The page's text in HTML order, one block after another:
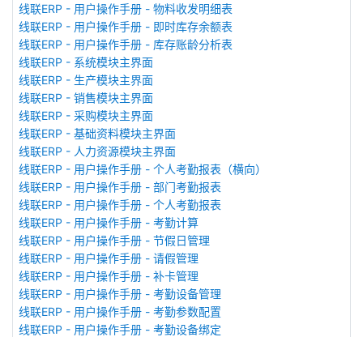
线联ERP - 用户操作手册 - 物料收发明细表
线联ERP - 用户操作手册 - 即时库存余额表
线联ERP - 用户操作手册 - 库存账龄分析表
线联ERP - 系统模块主界面
线联ERP - 生产模块主界面
线联ERP - 销售模块主界面
线联ERP - 采购模块主界面
线联ERP - 基础资料模块主界面
线联ERP - 人力资源模块主界面
线联ERP - 用户操作手册 - 个人考勤报表（横向）
线联ERP - 用户操作手册 - 部门考勤报表
线联ERP - 用户操作手册 - 个人考勤报表
线联ERP - 用户操作手册 - 考勤计算
线联ERP - 用户操作手册 - 节假日管理
线联ERP - 用户操作手册 - 请假管理
线联ERP - 用户操作手册 - 补卡管理
线联ERP - 用户操作手册 - 考勤设备管理
线联ERP - 用户操作手册 - 考勤参数配置
线联ERP - 用户操作手册 - 考勤设备绑定